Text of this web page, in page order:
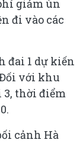
giảm ùn
đi vào các
đai 1 dự kiến
Đối với khu
3, thời điểm
cảnh Hà